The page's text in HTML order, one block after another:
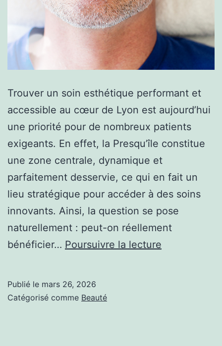
Trouver un soin esthétique performant et
accessible au cœur de Lyon est aujourd’hui
une priorité pour de nombreux patients
exigeants. En effet, la Presqu’île constitue
une zone centrale, dynamique et
parfaitement desservie, ce qui en fait un
lieu stratégique pour accéder à des soins
innovants. Ainsi, la question se pose
naturellement : peut-on réellement
bénéficier… Poursuivre la lecture
Publié le mars 26, 2026
Catégorisé comme Beauté